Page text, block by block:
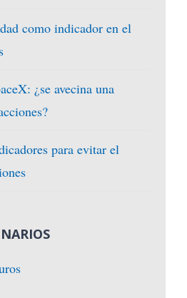
como indicador en el
¿se avecina una
para evitar el